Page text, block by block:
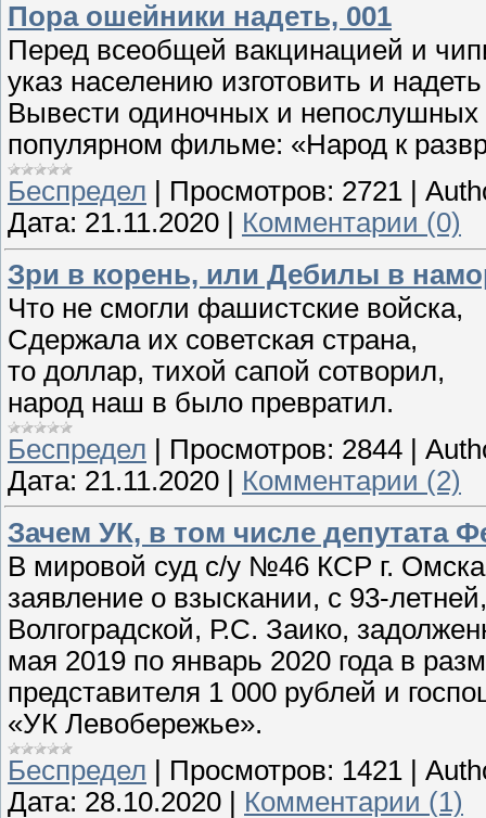
Пора ошейники надеть, 001
Перед всеобщей вакцинацией и
указ населению изготовить и
Вывести одиночных и непослушных
популярном фильме: «Народ к
Беспредел
Просмотров: 2721
Дата: 21.11.2020
Комментарии (0)
Зри в корень, или Дебилы в
Что не смогли фашистские войска,
Сдержала их советская страна,
то доллар, тихой сапой сотворил,
народ наш в было превратил.
Беспредел
Просмотров: 2844
Дата: 21.11.2020
Комментарии (2)
Зачем УК, в том числе депутата
В мировой суд с/у №46 КСР г.
заявление о взыскании, с 93-
Волгоградской, Р.С. Заико,
мая 2019 по январь 2020 года в
представителя 1 000 рублей и
«УК Левобережье».
Беспредел | Просмотров: 1421 |
Дата: 28.10.2020 | Комментарии (1)